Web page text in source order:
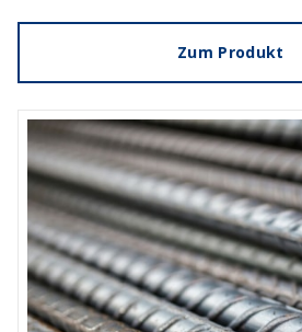
Zum Produkt